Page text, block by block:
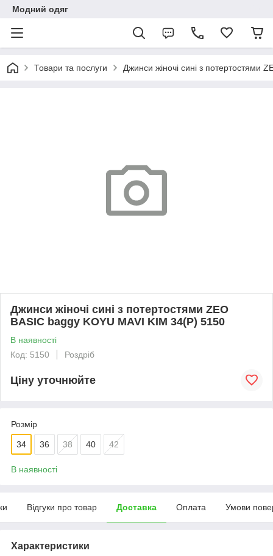
Модний одяг
Товари та послуги Джинси жіночі сині з потертостями
Джинси жіночі сині з потертостями ZEO
BASIC baggy KOYU MAVI KIM 34(Р) 5150
В наявності
Код: 5150
Роздріб
Ціну уточнюйте
Розмір
34 36 38 40 42
В наявності
Відгуки про товар Доставка Оплата Умови
Характеристики